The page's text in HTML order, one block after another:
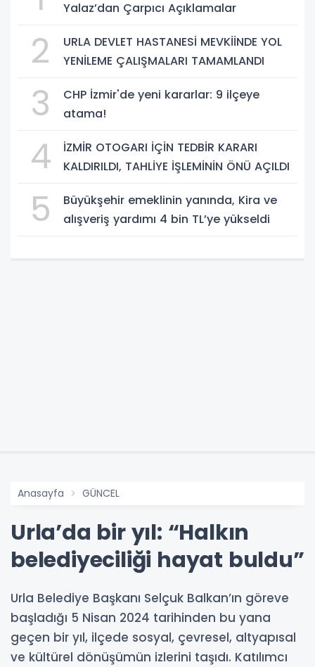
Yalaz’dan Çarpıcı Açıklamalar
2
URLA DEVLET HASTANESİ MEVKİİNDE YOL
YENİLEME ÇALIŞMALARI TAMAMLANDI
3
CHP İzmir'de yeni kararlar: 9 ilçeye
atama!
4
İZMİR OTOGARI İÇİN TEDBİR KARARI
KALDIRILDI, TAHLİYE İŞLEMİNİN ÖNÜ AÇILDI
5
Büyükşehir emeklinin yanında, Kira ve
alışveriş yardımı 4 bin TL’ye yükseldi
Anasayfa GÜNCEL
Urla’da bir yıl: “Halkın
belediyeciliği hayat buldu”
Urla Belediye Başkanı Selçuk Balkan’ın göreve
başladığı 5 Nisan 2024 tarihinden bu yana
geçen bir yıl, ilçede sosyal, çevresel, altyapısal
ve kültürel dönüşümün izlerini taşıdı. Katılımcı